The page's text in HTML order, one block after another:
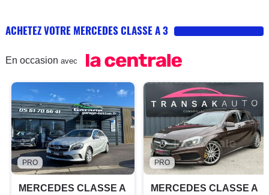
ACHETEZ VOTRE MERCEDES CLASSE A 3
En occasion avec
PRO
MERCEDES CLASSE A
PRO
MERCEDES CLASSE A